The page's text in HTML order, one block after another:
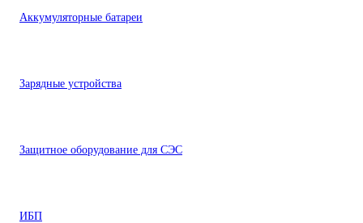
Аккумуляторные батареи
Зарядные устройства
Защитное оборудование для СЭС
ИБП